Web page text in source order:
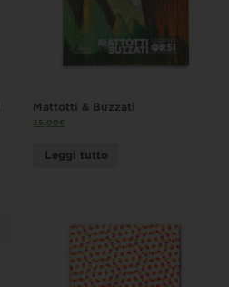
Mattotti & Buzzati
25,00€
Leggi tutto